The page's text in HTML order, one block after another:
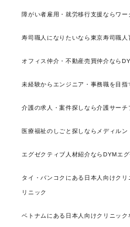
障がい者雇用・就労移行支援ならワー
寿司職人になりたいなら東京寿司職人
オフィス仲介・不動産売買仲介なら
未経験からエンジニア・事務職を目指
介護の求人・案件探しなら介護サーチ
医療福祉のしごと探しならメディルン
エグゼクティブ人材紹介ならDYMエグ
タイ・バンコクにある日本人向けク
リニック
ベトナムにある日本人向けクリニッ